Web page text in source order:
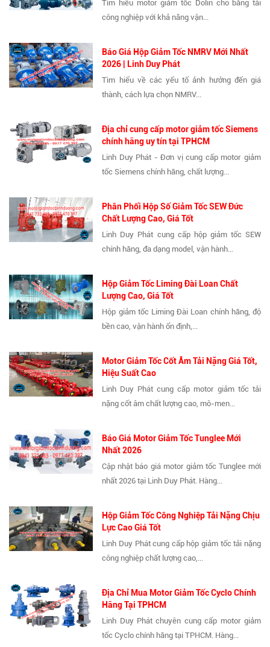
Tìm hiểu motor giảm tốc Dolin cho băng tải
công nghiệp với khả năng vận...
Báo Giá Hộp Giảm Tốc NMRV Mới Nhất
2026 | Linh Duy Phát
Tìm hiểu về các yếu tố ảnh hưởng đến giá
thành, cách lựa chọn NMRV...
Địa chỉ cung cấp motor giảm tốc Siemens
chính hãng uy tín tại TPHCM
Linh Duy Phát - Đơn vị cung cấp motor giảm
tốc Siemens chính hãng, chất lượng...
Phân Phối Hộp Số Giảm Tốc SEW Đức
Chất Lượng Cao, Giá Tốt
Linh Duy Phát cung cấp hộp giảm tốc SEW
chính hãng, đa dạng model, vận hành...
Hộp Giảm Tốc Liming Đài Loan Chất
Lượng Cao, Giá Tốt
Hộp giảm tốc Liming Đài Loan chính hãng, độ
bền cao, vận hành ổn định,...
Motor Giảm Tốc Cốt Âm Tải Nặng Giá Tốt,
Hiệu Suất Cao
Linh Duy Phát cung cấp motor giảm tốc tải
nặng cốt âm chất lượng cao, mô-men...
Báo Giá Motor Giảm Tốc Tunglee Mới
Nhất 2026
Cập nhật báo giá motor giảm tốc Tunglee mới
nhất 2026 tại Linh Duy Phát. Hàng...
Hộp Giảm Tốc Công Nghiệp Tải Nặng Chịu
Lực Cao Giá Tốt
Linh Duy Phát cung cấp hộp giảm tốc tải nặng
công nghiệp chất lượng cao,...
Địa Chỉ Mua Motor Giảm Tốc Cyclo Chính
Hãng Tại TPHCM
Linh Duy Phát chuyên cung cấp motor giảm
tốc Cyclo chính hãng tại TPHCM. Hàng...